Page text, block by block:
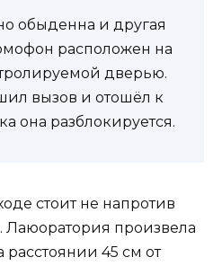
обыденна и другая
расположен на
дверью.
вызов и отошёл к
она разблокируется.
стоит не напротив
Лаюоратория произвела
расстоянии 45 см от